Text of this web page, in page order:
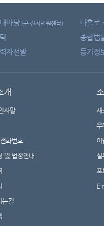
마당 (구 전자민원센터) 나홀로
종합법
자선발
등기정
개
사말
화번호
및 법정안내
는길
새
우
이
실
포